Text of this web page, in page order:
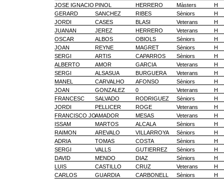
JOSE IGNACIO PINOL HERRERO Màsters
H
GERARD
SANCHEZ RIBES Sèniors
H
JORDI
CASES BLASI Veterans
H
JUANAN
JEREZ HERRERO Veterans
H
OSCAR
ALBOS OBIOLS Sèniors
H
JOAN
REYNE MAGRET Sèniors
H
SERGI
ARTIS CAPARROS Sèniors
H
ALBERTO
AMOR GARCIA Veterans
H
SERGI
ALSASUA BURGUERA Veterans
H
MANEL
CARVALHO AFONSO Sèniors
H
JOAN
GONZALEZ 0 Veterans
H
FRANCESC
SALVADO RODRIGUEZ Sèniors
H
JORDI
PELLICER ROGE Veterans
H
FRANCISCO JOAMADOR MESAS Veterans
H
ISSAM
MARTOS ALCALA Sèniors
H
RAIMON
AREVALO VILLARROYA Sèniors
H
ADRIA
TOMAS COSTA Sèniors
H
SERGI
VALLS GUTIERREZ Sèniors
H
DAVID
MENDO DIAZ Sèniors
H
LUIS
CASTILLO CRUZ Veterans
H
CARLOS
GUARDIA CARBONELL Sèniors
H